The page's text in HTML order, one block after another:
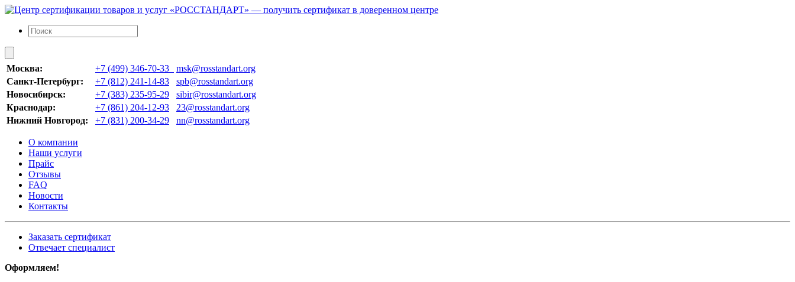
Москва: +7 (499) 346-70-33
msk@rosstandart.org
Санкт-Петербург:
+7 (812) 241-14-83
spb@rosstandart.org
Новосибирск:
+7 (383) 235-95-29
sibir@rosstandart.org
Краснодар:
+7 (861) 204-12-93
23@rosstandart.org
Нижний Новгород:
+7 (831) 200-34-29 nn@rosstandart.org
О компании
Наши услуги
Прайс
Отзывы
FAQ
Новости
Контакты
Заказать сертификат
Отвечает специалист
Оформляем!